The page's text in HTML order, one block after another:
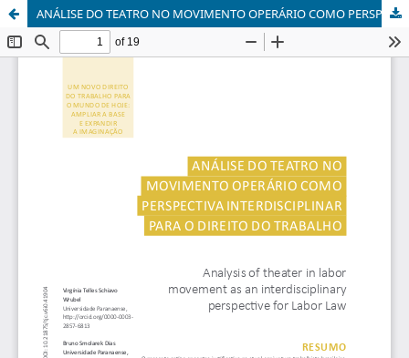
ANÁLISE DO TEATRO NO MOVIMENTO OPERÁRIO COMO PERSPECTIVA INTERDISCIPLINAR PARA O DIREITO DO TRABALHO